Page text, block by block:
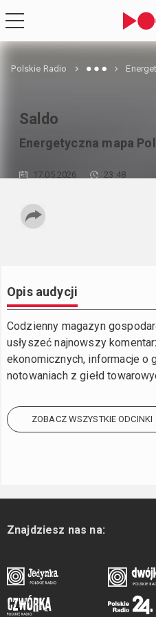
Polskie Radio
Saldo
Energetyczna mapa
17.05.2026 23:48
Opis audycji
Codzienny magazyn
usłyszeć najnowszy
ekonomicznych, informacje o
notowaniach z giełd
ZOBACZ WSZYSTKIE ODCINKI
Znajdziesz nas na: